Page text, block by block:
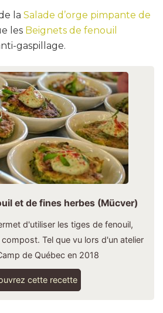
la Salade d’orge pimpante de
les Beignets de fenouil
gaspillage.
et de fines herbes (Mücver)
d'utiliser les tiges de fenouil,
Tel que vu lors d'un atelier
de Québec en 2018
cette recette